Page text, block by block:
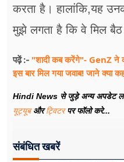
करता है। हालांकि,यह
मुझे लगता है कि वे मिल
पढ़ें :- "शादी कब करेंगे"- GenZ ने
इस बार मिल गया जवाब! जाने क्या
Hindi News से जुड़े अन्य अपडेट
यूट्यूबऔरट्विटरपर फॉलो करे...
संबंधित खबरें